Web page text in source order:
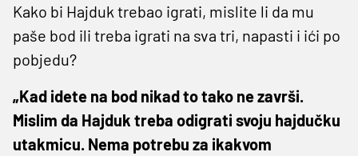
Kako bi Hajduk trebao igrati, mislite li da mu
paše bod ili treba igrati na sva tri, napasti i ići po
pobjedu?
„Kad idete na bod nikad to tako ne završi.
Mislim da Hajduk treba odigrati svoju hajdučku
utakmicu. Nema potrebu za ikakvom